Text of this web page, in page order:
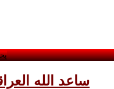
ساعد الله